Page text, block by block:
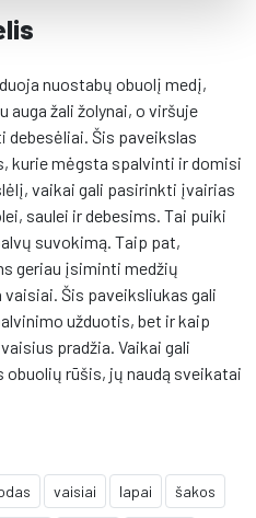
nuostabų obuolį medį,
auga žali žolynai, o viršuje
debesėliai. Šis paveikslas
kurie mėgsta spalvinti ir domisi
vaikai gali pasirinkti įvairias
saulei ir debesims. Tai puiki
suvokimą. Taip pat,
geriau įsiminti medžių
Šis paveiksliukas gali
užduotis, bet ir kaip
pradžia. Vaikai gali
rūšis, jų naudą sveikatai
vaisiai lapai šakos